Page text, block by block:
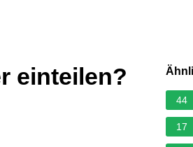
einteilen?
44
17